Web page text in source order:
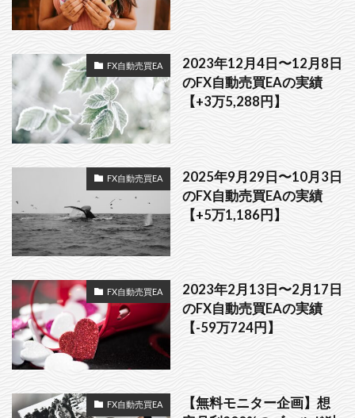
FX自動売買EA
2023年12月4日〜12月8日
のFX自動売買EAの実績
【+3万5,288円】
FX自動売買EA
2025年9月29日〜10月3日
のFX自動売買EAの実績
【+5万1,186円】
FX自動売買EA
2023年2月13日〜2月17日
のFX自動売買EAの実績
【-59万724円】
FX自動売買EA
【無料モニター企画】想